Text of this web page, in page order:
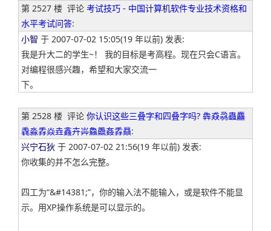
第 2527 楼 评论 考试技巧 - 中国计算机软件专业技术资格和
水平考试问答:
小智 于 2007-07-02 15:05(19 年以前) 发表:
我是升大二的学生~！ 我的目标是考高程。现在只会C语言。
对编程很感兴趣，希望和大家交流一
下。
第 2528 楼 评论 你认识这些三叠字和四叠字吗? 犇猋骉蟲麤
毳淼掱焱垚鑫卉芔鱻飍姦掱贔:
兴宁石狄 于 2007-07-02 21:56(19 年以前) 发表:
你收集的并不怎么完整。
四工为“&#14381;”，你的输入法不能输入，或是软件不能显
示。用XP操作系统是可以显示的。